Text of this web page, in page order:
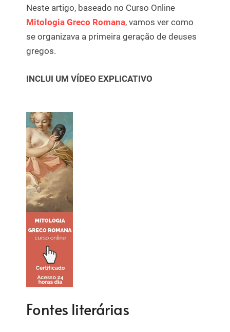
Neste artigo, baseado no Curso Online
Mitologia Greco Romana, vamos ver como
se organizava a primeira geração de deuses
gregos.
INCLUI UM VÍDEO EXPLICATIVO
Fontes literárias